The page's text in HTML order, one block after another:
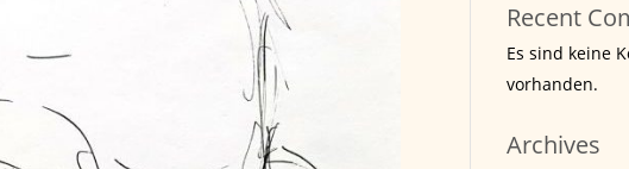
Recent
Es sind keine
vorhanden.
Archives